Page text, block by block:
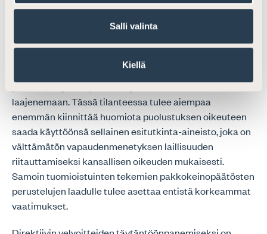
Salli valinta
Kiellä
tutkintakeinot, jollei asiasta erikseen toisin säädettäisi.
Asianajajaliitto kiinnittää huomiota edellä mainittuun ja
vuoksi tiettyjen rikosten johdosta suoritettavien
pakkokeinojen käyttö tulee jatkossa todennäköisesti
laajenemaan. Tässä tilanteessa tulee aiempaa
enemmän kiinnittää huomiota puolustuksen oikeuteen
saada käyttöönsä sellainen esitutkinta-aineisto, joka on
välttämätön vapaudenmenetyksen laillisuuden
riitauttamiseksi kansallisen oikeuden mukaisesti.
Samoin tuomioistuinten tekemien pakkokeinopäätösten
perustelujen laadulle tulee asettaa entistä korkeammat
vaatimukset.